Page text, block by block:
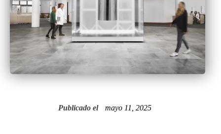
Publicado el mayo 11, 2025